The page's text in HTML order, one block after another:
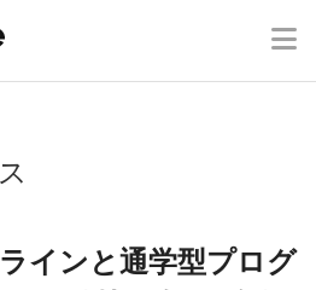
容
ス インと通学型プログ